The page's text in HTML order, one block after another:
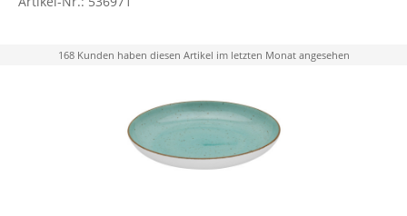
168 Kunden haben diesen Artikel im letzten Monat angesehen